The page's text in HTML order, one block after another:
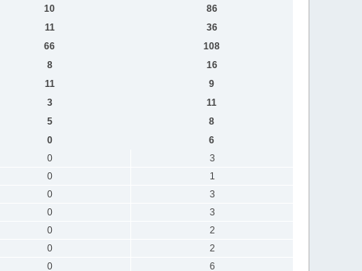
10
86
11
36
66
108
8
16
11
9
3
11
5
8
0
6
0
3
0
1
0
3
0
3
0
2
0
2
0
6